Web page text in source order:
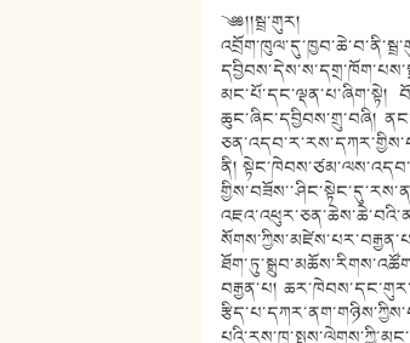
༄༅།།སྦྲ་གུར།
མང་པོ་དང་ལྡན་པ་ཞིག་སྟེ།
ཆུང་ཞིང་དབྱིབས་གྲུ་བཞི།
ནི།
བརྒྱན་པ།